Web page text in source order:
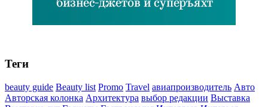
Теги
beauty guide Beauty list Promo Travel авиапроизводитель Авто
Авторская колонка Архитектура выбор редакции Выставка